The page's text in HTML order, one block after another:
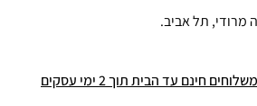
מרודי, תל אביב.
חינם עד הבית תוך 2 ימי עסקים